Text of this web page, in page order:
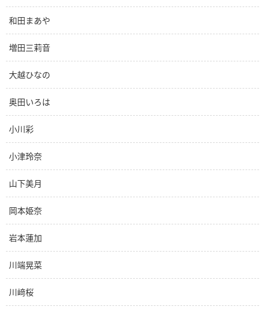
和田まあや
増田三莉音
大越ひなの
奥田いろは
小川彩
小津玲奈
山下美月
岡本姫奈
岩本蓮加
川端晃菜
川﨑桜